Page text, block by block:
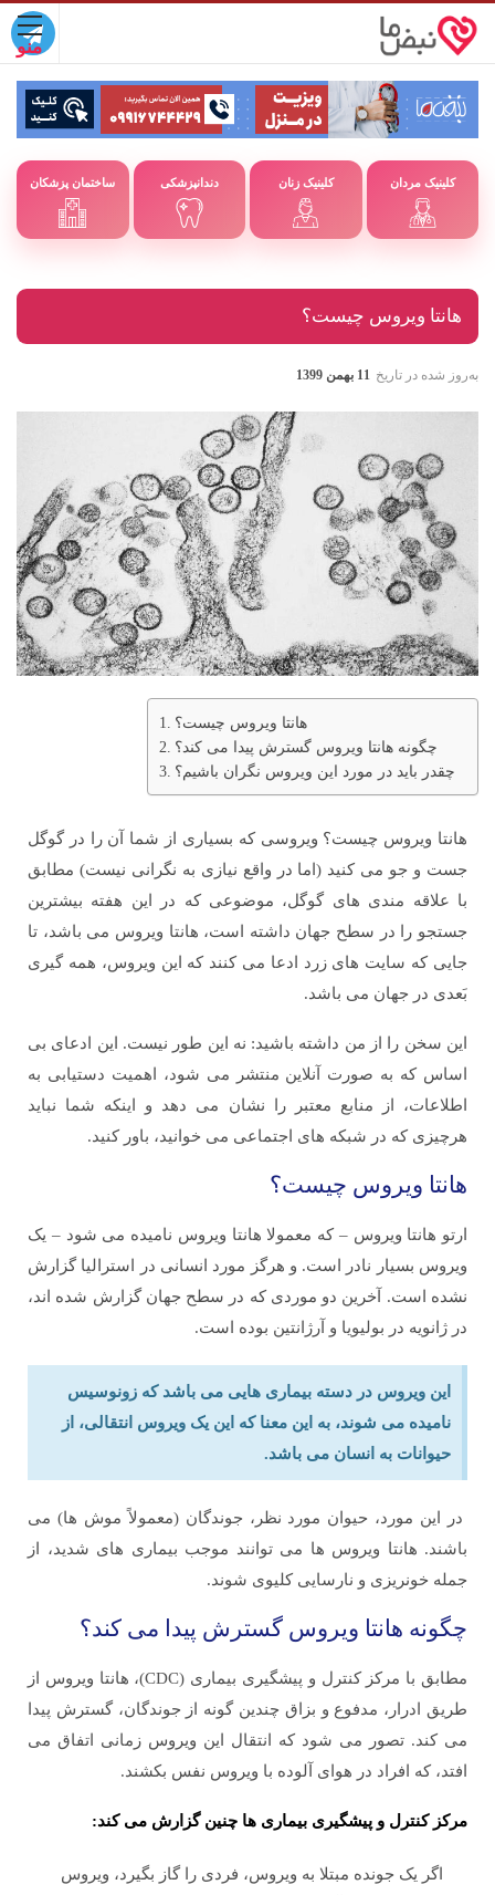
ساختمان پزشکان دندانپزشکی کلینیک زنان کلینیک مردان
هانتا ویروس چیست؟
به‌روز شده در تاریخ 11 بهمن 1399
هانتا ویروس چیست؟
چگونه هانتا ویروس گسترش پیدا می کند؟
چقدر باید در مورد این ویروس نگران باشیم؟
هانتا ویروس چیست؟ ویروسی که بسیاری از شما آن را در گوگل
جست و جو می کنید (اما در واقع نیازی به نگرانی نیست) مطابق
با علاقه مندی های گوگل، موضوعی که در این هفته بیشترین
جستجو را در سطح جهان داشته است، هانتا ویروس می باشد، تا
جایی که سایت های زرد ادعا می کنند که این ویروس، همه گیری
بَعدی در جهان می باشد.
این سخن را از من داشته باشید: نه این طور نیست. این ادعای بی
اساس که به صورت آنلاین منتشر می شود، اهمیت دستیابی به
اطلاعات، از منابع معتبر را نشان می دهد و اینکه شما نباید
هرچیزی که در شبکه های اجتماعی می خوانید، باور کنید.
هانتا ویروس چیست؟
ارتو هانتا ویروس – که معمولا هانتا ویروس نامیده می شود – یک
ویروس بسیار نادر است. و هرگز مورد انسانی در استرالیا گزارش
نشده است. آخرین دو موردی که در سطح جهان گزارش شده اند،
در ژانویه در بولیویا و آرژانتین بوده است.
این ویروس در دسته بیماری هایی می باشد که زونوسیس
نامیده می شوند، به این معنا که این یک ویروس انتقالی، از
حیوانات به انسان می باشد.
در این مورد، حیوان مورد نظر، جوندگان (معمولاً موش ها) می
باشند. هانتا ویروس ها می توانند موجب بیماری های شدید، از
جمله خونریزی و نارسایی کلیوی شوند.
چگونه هانتا ویروس گسترش پیدا می کند؟
مطابق با مرکز کنترل و پیشگیری بیماری (CDC)، هانتا ویروس از
طریق ادرار، مدفوع و بزاق چندین گونه از جوندگان، گسترش پیدا
می کند. تصور می شود که انتقال این ویروس زمانی اتفاق می
افتد، که افراد در هوای آلوده با ویروس نفس بکشند.
مرکز کنترل و پیشگیری بیماری ها چنین گزارش می کند:
اگر یک جونده مبتلا به ویروس، فردی را گاز بگیرد، ویروس